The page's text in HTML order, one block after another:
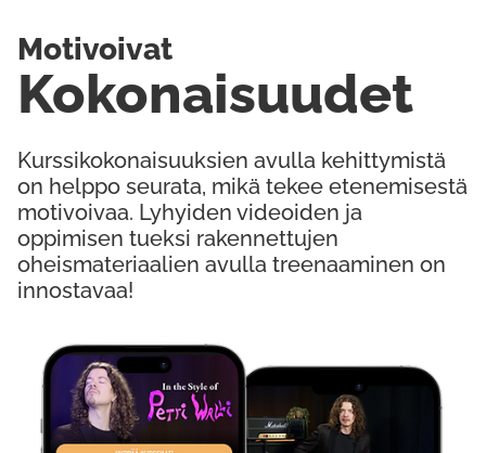
Kurssikokonaisuuksien avulla kehittymistä
on helppo seurata, mikä tekee etenemisestä
motivoivaa. Lyhyiden videoiden ja
oppimisen tueksi rakennettujen
oheismateriaalien avulla treenaaminen on
innostavaa!
Kokonaisuudet
Motivoivat